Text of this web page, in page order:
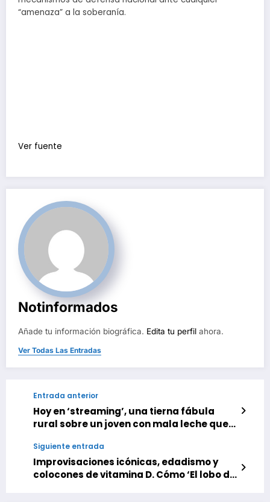
“amenaza” a la soberanía.
Ver fuente
Notinformados
Añade tu información biográfica. Edita tu perfil ahora.
Ver Todas Las Entradas
Entrada anterior
Hoy en ‘streaming’, una tierna fábula
rural sobre un joven con mala leche que
Siguiente entrada
Improvisaciones icónicas, edadismo y
colocones de vitamina D. Cómo ‘El lobo de